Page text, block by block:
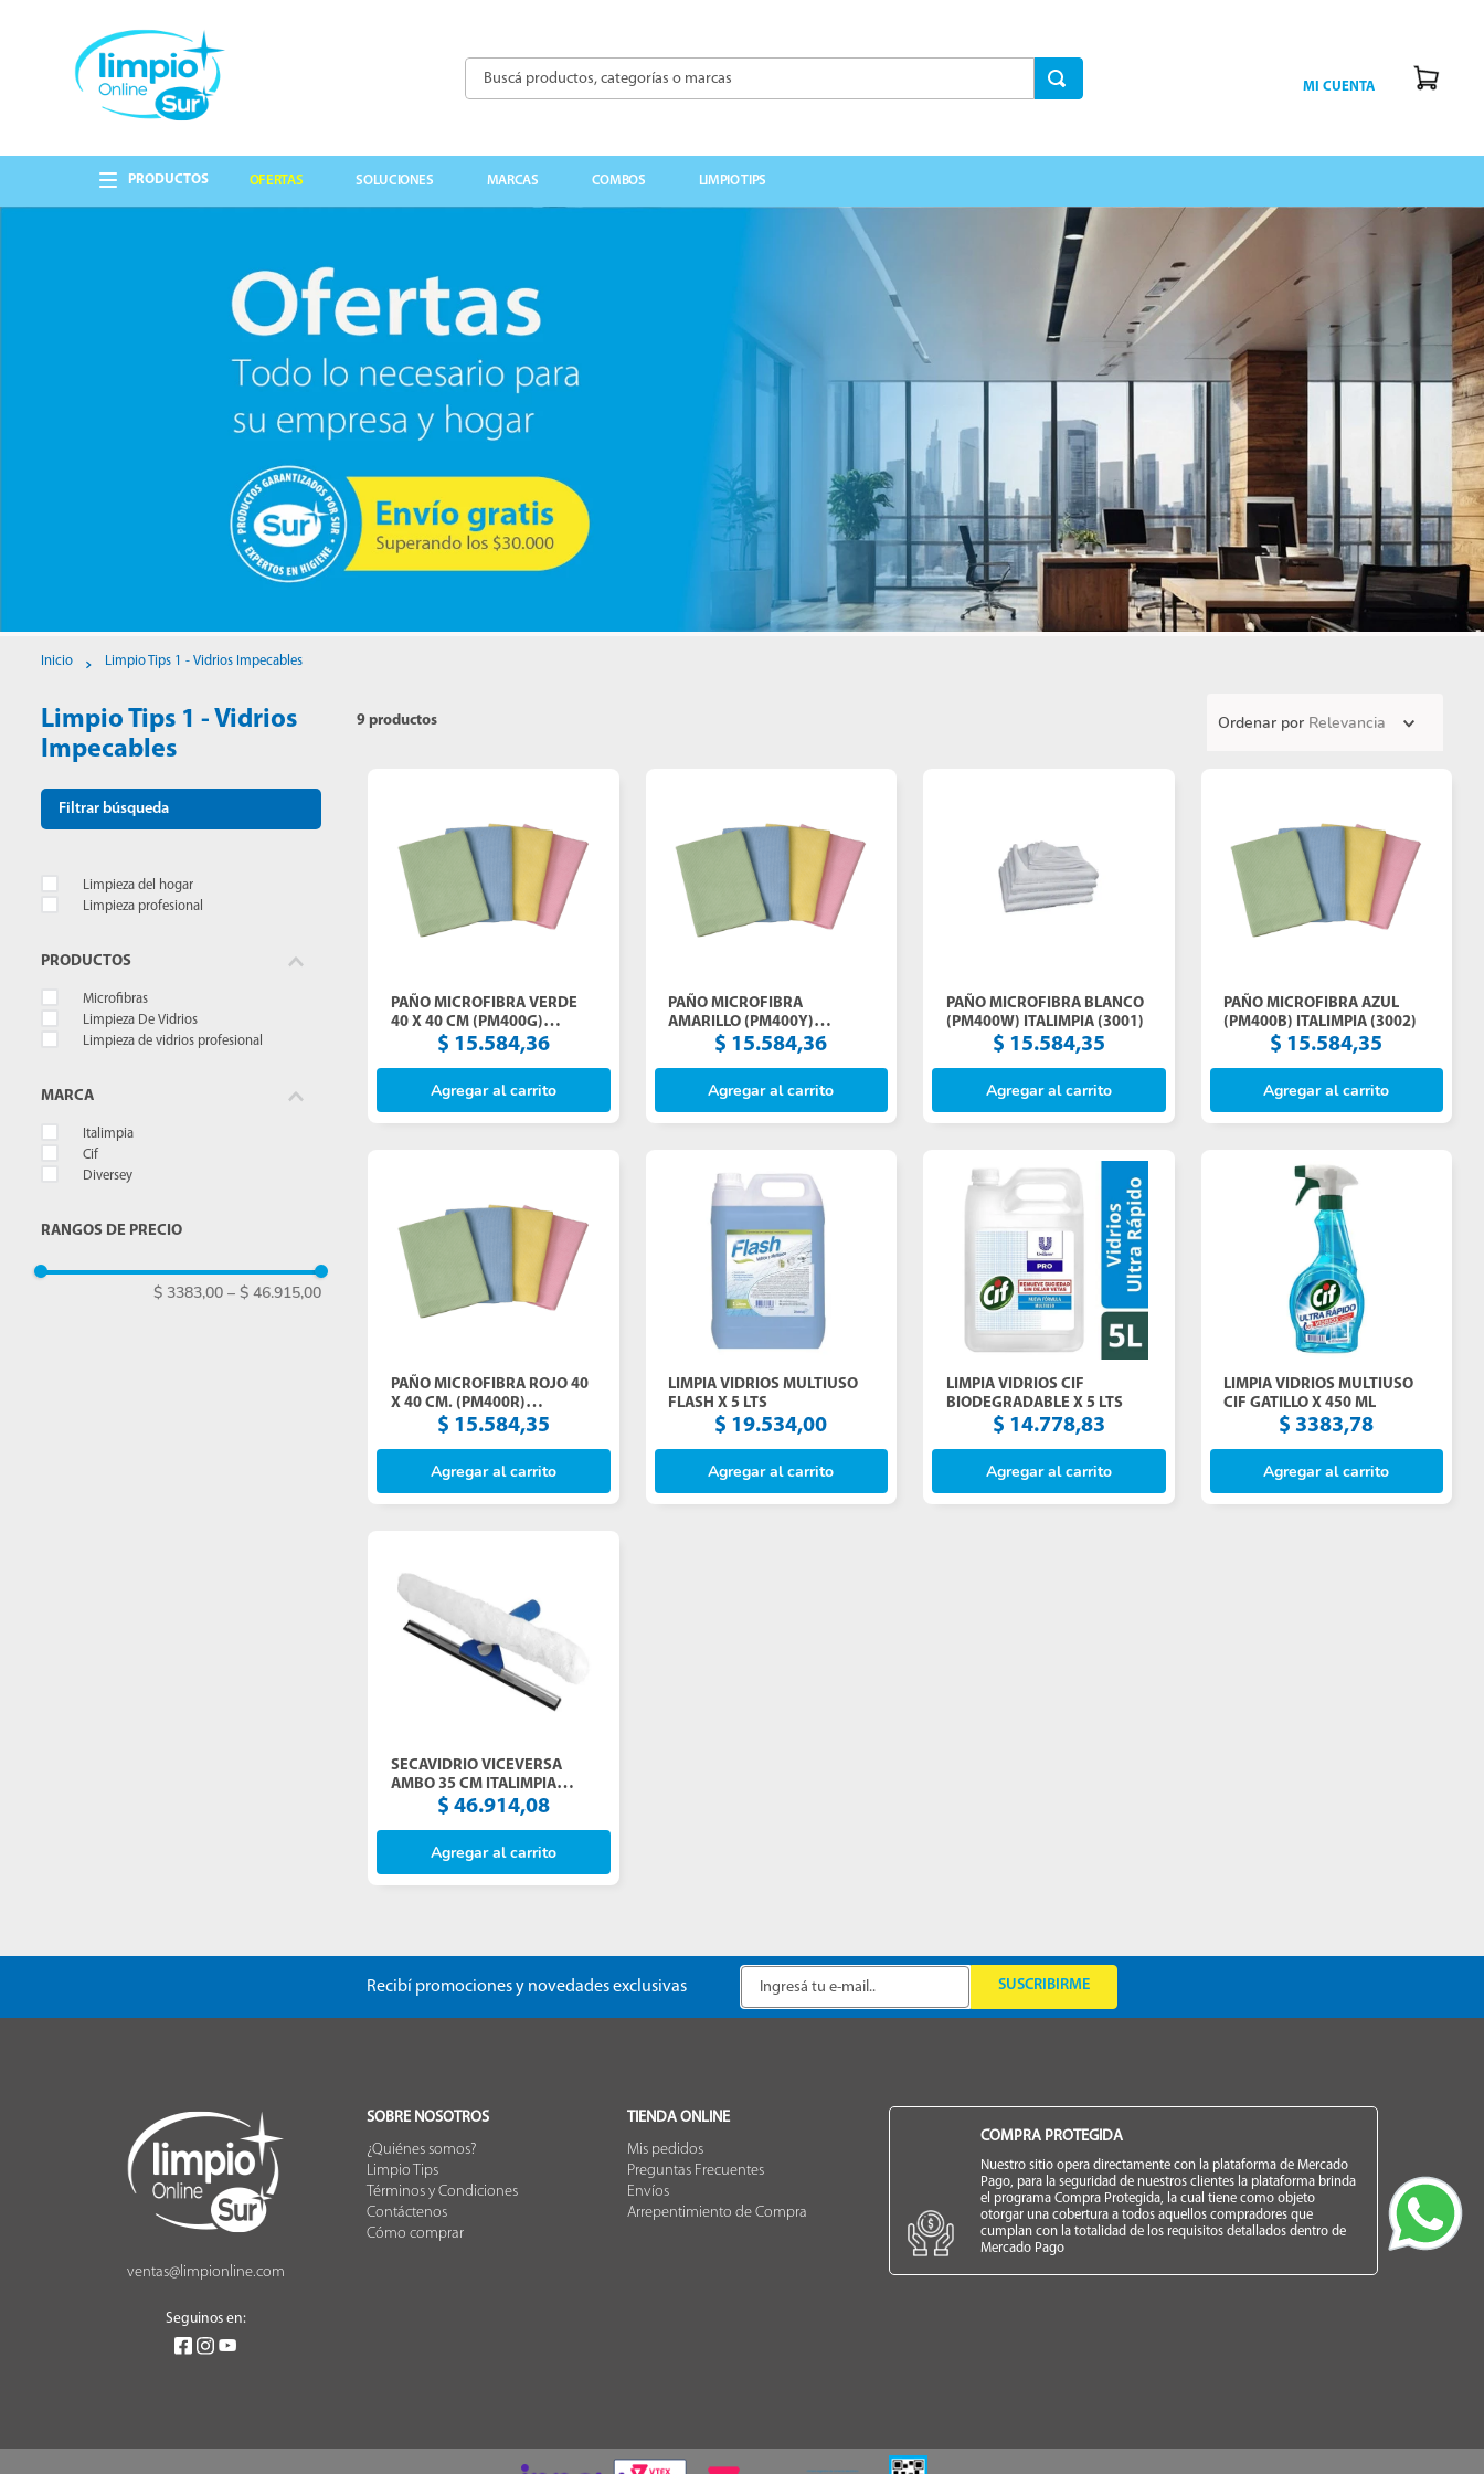
Buscá productos, categorías o marcas
MI CUENTA
OFERTAS SOLUCIONES MARCAS COMBOS LIMPIO TIPS
Limpio Tips 1 - Vidrios Impecables
Limpio Tips 1 - Vidrios
Impecables
Filtrar búsqueda
Limpieza del hogar
Limpieza profesional
Microfibras
Limpieza De Vidrios
Limpieza de vidrios profesional
MARCA
Italimpia
Cif
Diversey
RANGOS DE PRECIO
$ 3383,00 – $ 46.915,00
9 productos Ordenar por Relevancia
PAÑO MICROFIBRA VERDE
40 X 40 CM (PM400G)
ITALIMPIA (4004)
$ 15.584,36
Agregar al carrito
PAÑO MICROFIBRA
AMARILLO (PM400Y)
ITALIMPIA (4005)
$ 15.584,36
Agregar al carrito
PAÑO MICROFIBRA BLANCO
(PM400W) ITALIMPIA (3001)
$ 15.584,35
Agregar al carrito
PAÑO MICROFIBRA AZUL
(PM400B) ITALIMPIA (3002)
$ 15.584,35
Agregar al carrito
PAÑO MICROFIBRA ROJO 40
X 40 CM. (PM400R)
ITALIMPIA (3003)
$ 15.584,35
Agregar al carrito
LIMPIA VIDRIOS MULTIUSO
FLASH X 5 LTS
$ 19.534,00
Agregar al carrito
LIMPIA VIDRIOS CIF
BIODEGRADABLE X 5 LTS
$ 14.778,83
Agregar al carrito
LIMPIA VIDRIOS MULTIUSO
CIF GATILLO X 450 ML
$ 3383,78
Agregar al carrito
SECAVIDRIO VICEVERSA
AMBO 35 CM ITALIMPIA
$ 46.914,08
Agregar al carrito
Recibí promociones y novedades exclusivas SUSCRIBIRME
ventas@limpionline.com
Seguinos en:
SOBRE NOSOTROS
¿Quiénes somos?
Limpio Tips
Términos y Condiciones
Contáctenos
Cómo comprar
TIENDA ONLINE
Mis pedidos
Preguntas Frecuentes
Envíos
Arrepentimiento de Compra
COMPRA PROTEGIDA
Nuestro sitio opera directamente con la plataforma de Mercado
Pago, para la seguridad de nuestros clientes la plataforma brinda
el programa Compra Protegida, la cual tiene como objeto
otorgar una cobertura a todos aquellos compradores que
cumplan con la totalidad de los requisitos detallados dentro de
Mercado Pago
1.
papel higienico
5
guantes
7 .
bolsas
8.
elite
10. mopa